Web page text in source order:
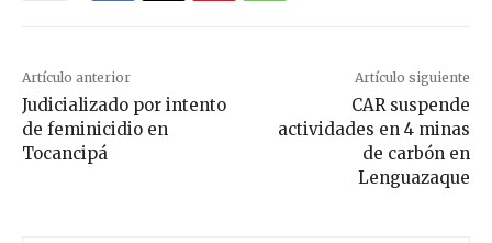
Artículo anterior
Judicializado por intento
de feminicidio en
Tocancipá
Artículo siguiente
CAR suspende
actividades en 4 minas
de carbón en
Lenguazaque